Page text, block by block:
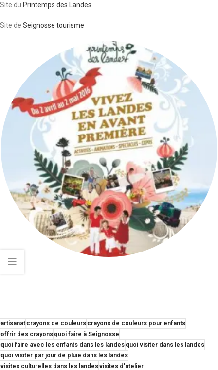
Site du Printemps des Landes
Site de Seignosse tourisme
artisanatcrayons de couleurscrayons de couleurs pour enfants
offrir des crayonsquoi faire à Seignosse
quoi faire avec les enfants dans les landesquoi visiter dans les landes
quoi visiter par jour de pluie dans les landes
visites culturelles dans les landesvisites d'atelier